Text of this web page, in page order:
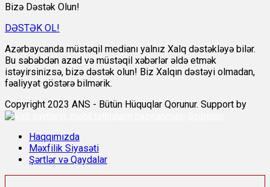
Bizə Dəstək Olun!
DƏSTƏK OL!
Azərbaycanda müstəqil medianı yalnız Xalq dəstəkləyə bilər.
Bu səbəbdən azad və müstəqil xəbərlər əldə etmək
istəyirsinizsə, bizə dəstək olun! Biz Xalqın dəstəyi olmadan,
fəaliyyət göstərə bilmərik.
Copyright 2023 ANS - Bütün Hüquqlar Qorunur. Support by
Haqqımızda
Məxfilik Siyasəti
Şərtlər və Qaydalar